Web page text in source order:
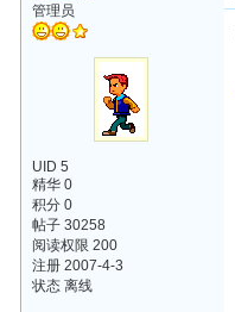
管理员
UID 5
精华 0
积分 0
帖子 30258
阅读权限 200
注册 2007-4-3
状态 离线